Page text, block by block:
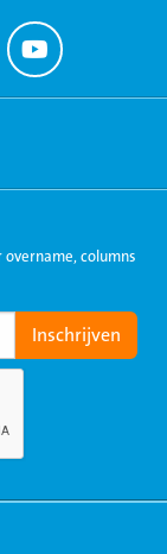
Ga
naar
Youtube
columns